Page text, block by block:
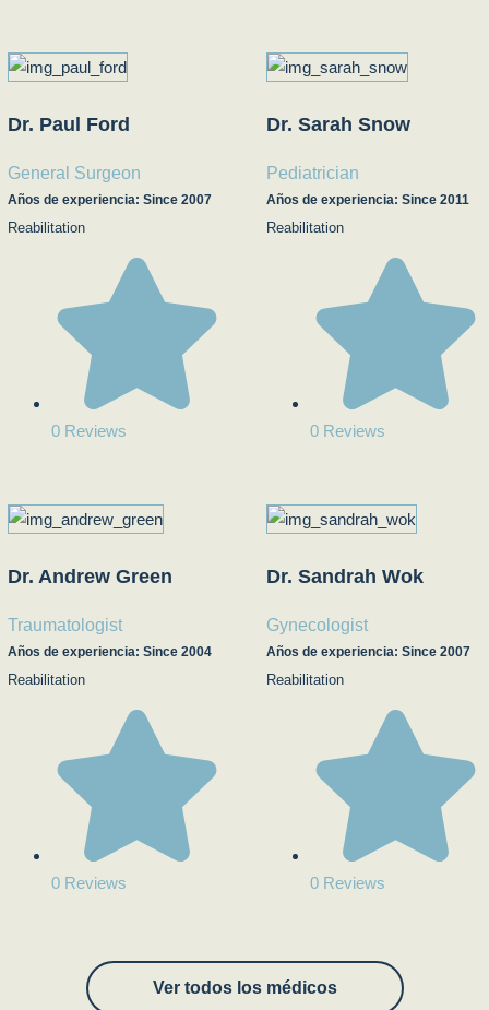
Dr. Paul Ford
General Surgeon
Años de experiencia: Since 2007
Reabilitation
0 Reviews
Dr. Sarah Snow
Pediatrician
Años de experiencia: Since 2011
Reabilitation
0 Reviews
Dr. Andrew Green
Traumatologist
Años de experiencia: Since 2004
Reabilitation
0 Reviews
Dr. Sandrah Wok
Gynecologist
Años de experiencia: Since 2007
Reabilitation
0 Reviews
Ver todos los médicos